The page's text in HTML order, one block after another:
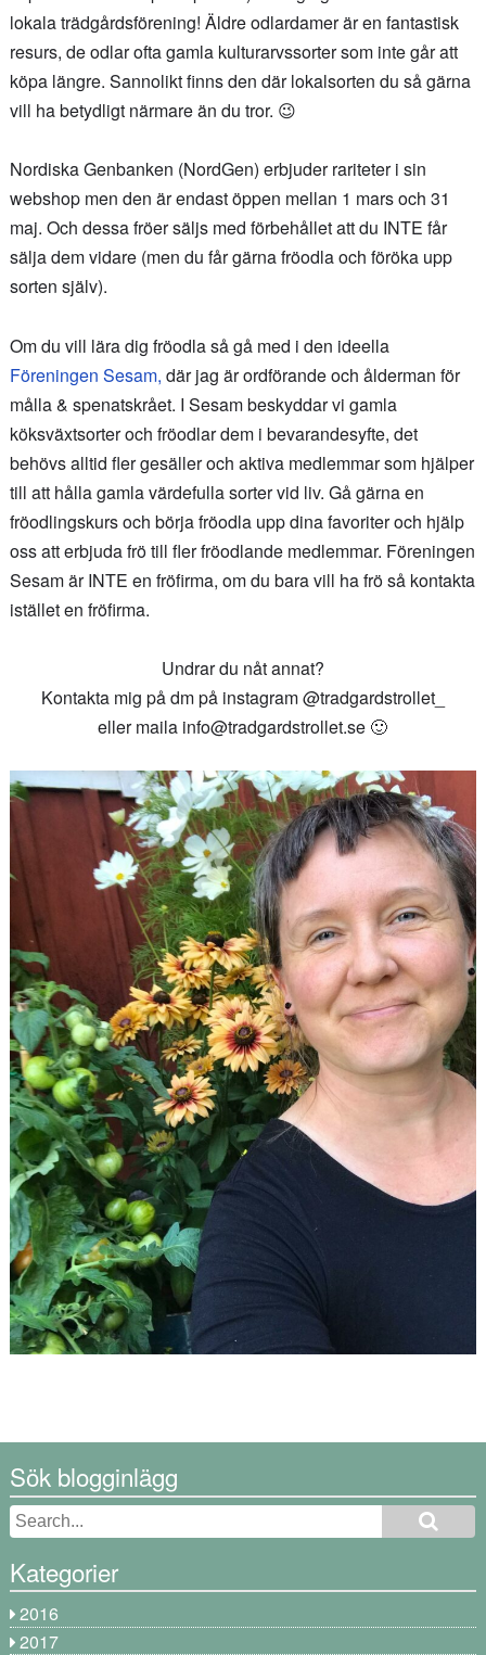
lokala trädgårdsförening! Äldre odlardamer är en fantastisk
resurs, de odlar ofta gamla kulturarvssorter som inte går att
köpa längre. Sannolikt finns den där lokalsorten du så gärna
vill ha betydligt närmare än du tror. 😉
Nordiska Genbanken (NordGen) erbjuder rariteter i sin
webshop men den är endast öppen mellan 1 mars och 31
maj. Och dessa fröer säljs med förbehållet att du INTE får
sälja dem vidare (men du får gärna fröodla och föröka upp
sorten själv).
Om du vill lära dig fröodla så gå med i den ideella
Föreningen Sesam, där jag är ordförande och ålderman för
målla & spenatskrået. I Sesam beskyddar vi gamla
köksväxtsorter och fröodlar dem i bevarandesyfte, det
behövs alltid fler gesäller och aktiva medlemmar som hjälper
till att hålla gamla värdefulla sorter vid liv. Gå gärna en
fröodlingskurs och börja fröodla upp dina favoriter och hjälp
oss att erbjuda frö till fler fröodlande medlemmar. Föreningen
Sesam är INTE en fröfirma, om du bara vill ha frö så kontakta
istället en fröfirma.
Undrar du nåt annat?
Kontakta mig på dm på instagram @tradgardstrollet_
eller maila info@tradgardstrollet.se 🙂
Sök blogginlägg
Kategorier
2016
2017